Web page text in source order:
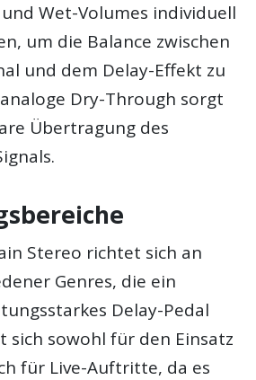
Wet-Volumes individuell
um die Balance zwischen
und dem Delay-Effekt zu
Dry-Through sorgt
Übertragung des
Stereo richtet sich an
Genres, die ein
Delay-Pedal
sich sowohl für den Einsatz
für Live-Auftritte, da es